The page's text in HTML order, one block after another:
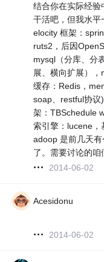
结合你在实际经
干活吧，但我水
elocity 框架：
ruts2，后因
mysql（分库、分
展、横向扩展）
缓存：Redis，
soap、restful协议
架：TBSchedule
索引擎：lucene，
adoop 是前几天
了。需要讨论的
2014-06-02
Acesidonu
2014-06-02